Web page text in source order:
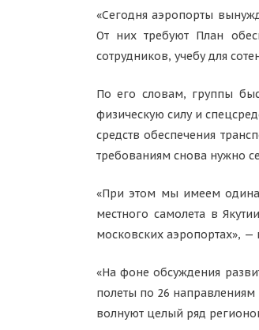
«Сегодня аэропорты
От них требуют План
сотрудников, учебу для
По его словам, группы
физическую силу и
средств обеспечения
требованиям снова нужно
«При этом мы имеем
местного самолета в
московских аэропортах», —
«На фоне обсуждения
полеты по 26
волнуют целый ряд